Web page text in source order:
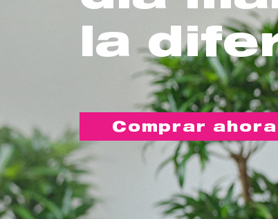
la
Comprar ahora